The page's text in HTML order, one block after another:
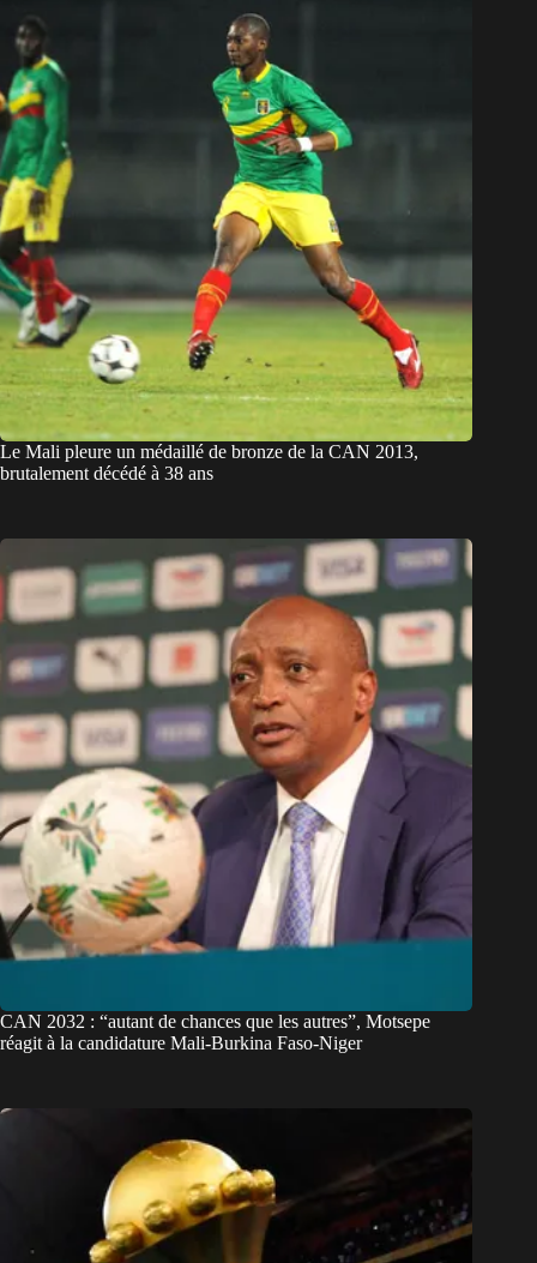
Le Mali pleure un médaillé de bronze de la CAN 2013,
brutalement décédé à 38 ans
CAN 2032 : “autant de chances que les autres”, Motsepe
réagit à la candidature Mali-Burkina Faso-Niger